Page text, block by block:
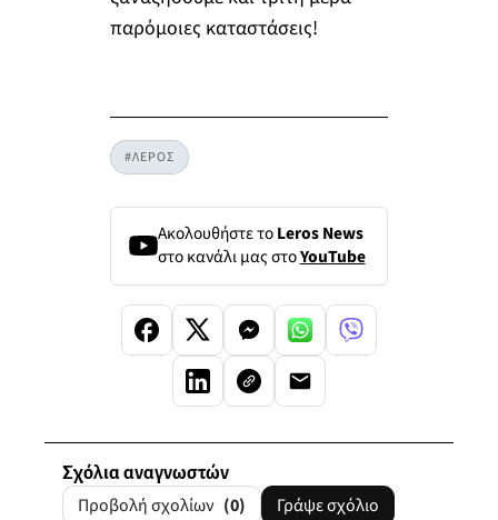
παρόμοιες καταστάσεις!
#ΛΕΡΟΣ
Ακολουθήστε τοLeros News
στο κανάλι μας στοYouTube
Σχόλια αναγνωστών
Προβολή σχολίων (0) Γράψε σχόλιο